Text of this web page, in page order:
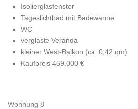
Isolierglasfenster
Tageslichtbad mit Badewanne
WC
verglaste Veranda
kleiner West-Balkon (ca. 0,42 qm)
Kaufpreis 459.000 €
Wohnung 8